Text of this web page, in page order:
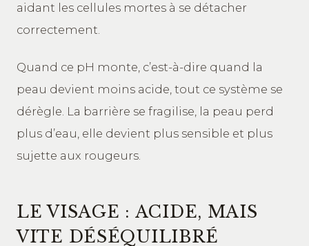
aidant les cellules mortes à se détacher
correctement.
Quand ce pH monte, c’est-à-dire quand la
peau devient moins acide, tout ce système se
dérègle. La barrière se fragilise, la peau perd
plus d’eau, elle devient plus sensible et plus
sujette aux rougeurs.
LE VISAGE : ACIDE, MAIS
VITE DÉSÉQUILIBRÉ